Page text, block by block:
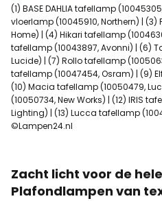
(1) BASE DAHLIA tafellamp
vloerlamp (10045910, Northern) | (3)
Home) | (4) Hikari tafellamp
tafellamp (10043897, Avonni) | (6)
Lucide) | (7) Rollo tafellamp
tafellamp (10047454, Osram) | (9)
(10) Macia tafellamp (10050479,
(10050734, New Works) | (12) IRIS
Lighting) | (13) Lucca tafellamp
©Lampen24.nl
Zacht licht voor de
Plafondlampen van